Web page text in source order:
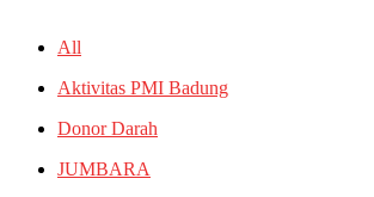
All
Aktivitas PMI Badung
Donor Darah
JUMBARA